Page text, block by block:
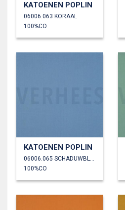
KATOENEN POPLIN
06006.063 KORAAL
100%CO
KATOENEN POPLIN
06006.065 SCHADUWBLAUW
100%CO